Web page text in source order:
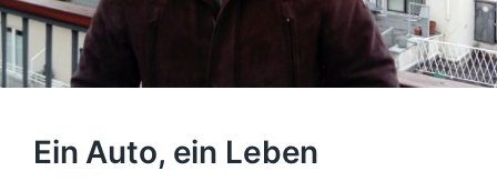
Ein Auto, ein Leben